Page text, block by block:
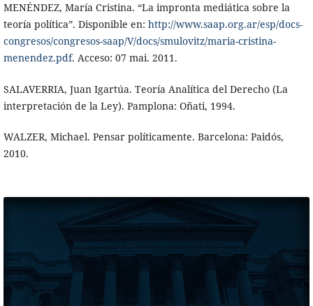
MENÉNDEZ, María Cristina. “La impronta mediática sobre la
teoría política”. Disponible en: http://www.saap.org.ar/esp/docs-
congresos/congresos-saap/V/docs/smulovitz/maria-cristina-
menendez.pdf. Acceso: 07 mai. 2011.
SALAVERRIA, Juan Igartúa. Teoría Analítica del Derecho (La
interpretación de la Ley). Pamplona: Oñati, 1994.
WALZER, Michael. Pensar políticamente. Barcelona: Paidós,
2010.